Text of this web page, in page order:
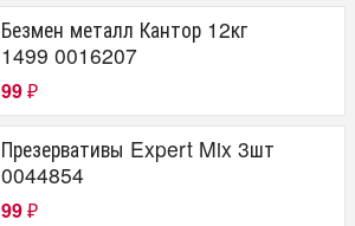
Безмен металл Кантор 12кг
1499 0016207
99 ₽
Презервативы Expert Mix 3шт
0044854
99 ₽